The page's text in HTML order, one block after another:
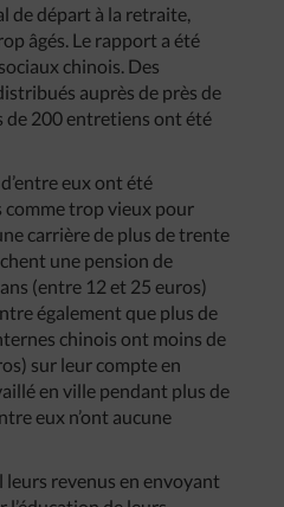
de départ à la retraite,
âgés. Le rapport a été
chinois. Des
auprès de près de
de 200 entretiens ont été
eux ont été
comme trop vieux pour
carrière de plus de trente
une pension de
(entre 12 et 25 euros)
également que plus de
chinois ont moins de
sur leur compte en
en ville pendant plus de
eux n’ont aucune
leurs revenus en envoyant